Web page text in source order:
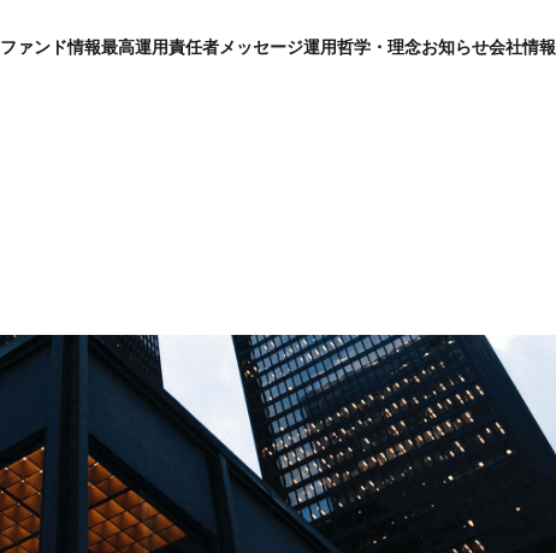
ファンド情報最高運用責任者メッセージ運用哲学・理念お知らせ会社情報